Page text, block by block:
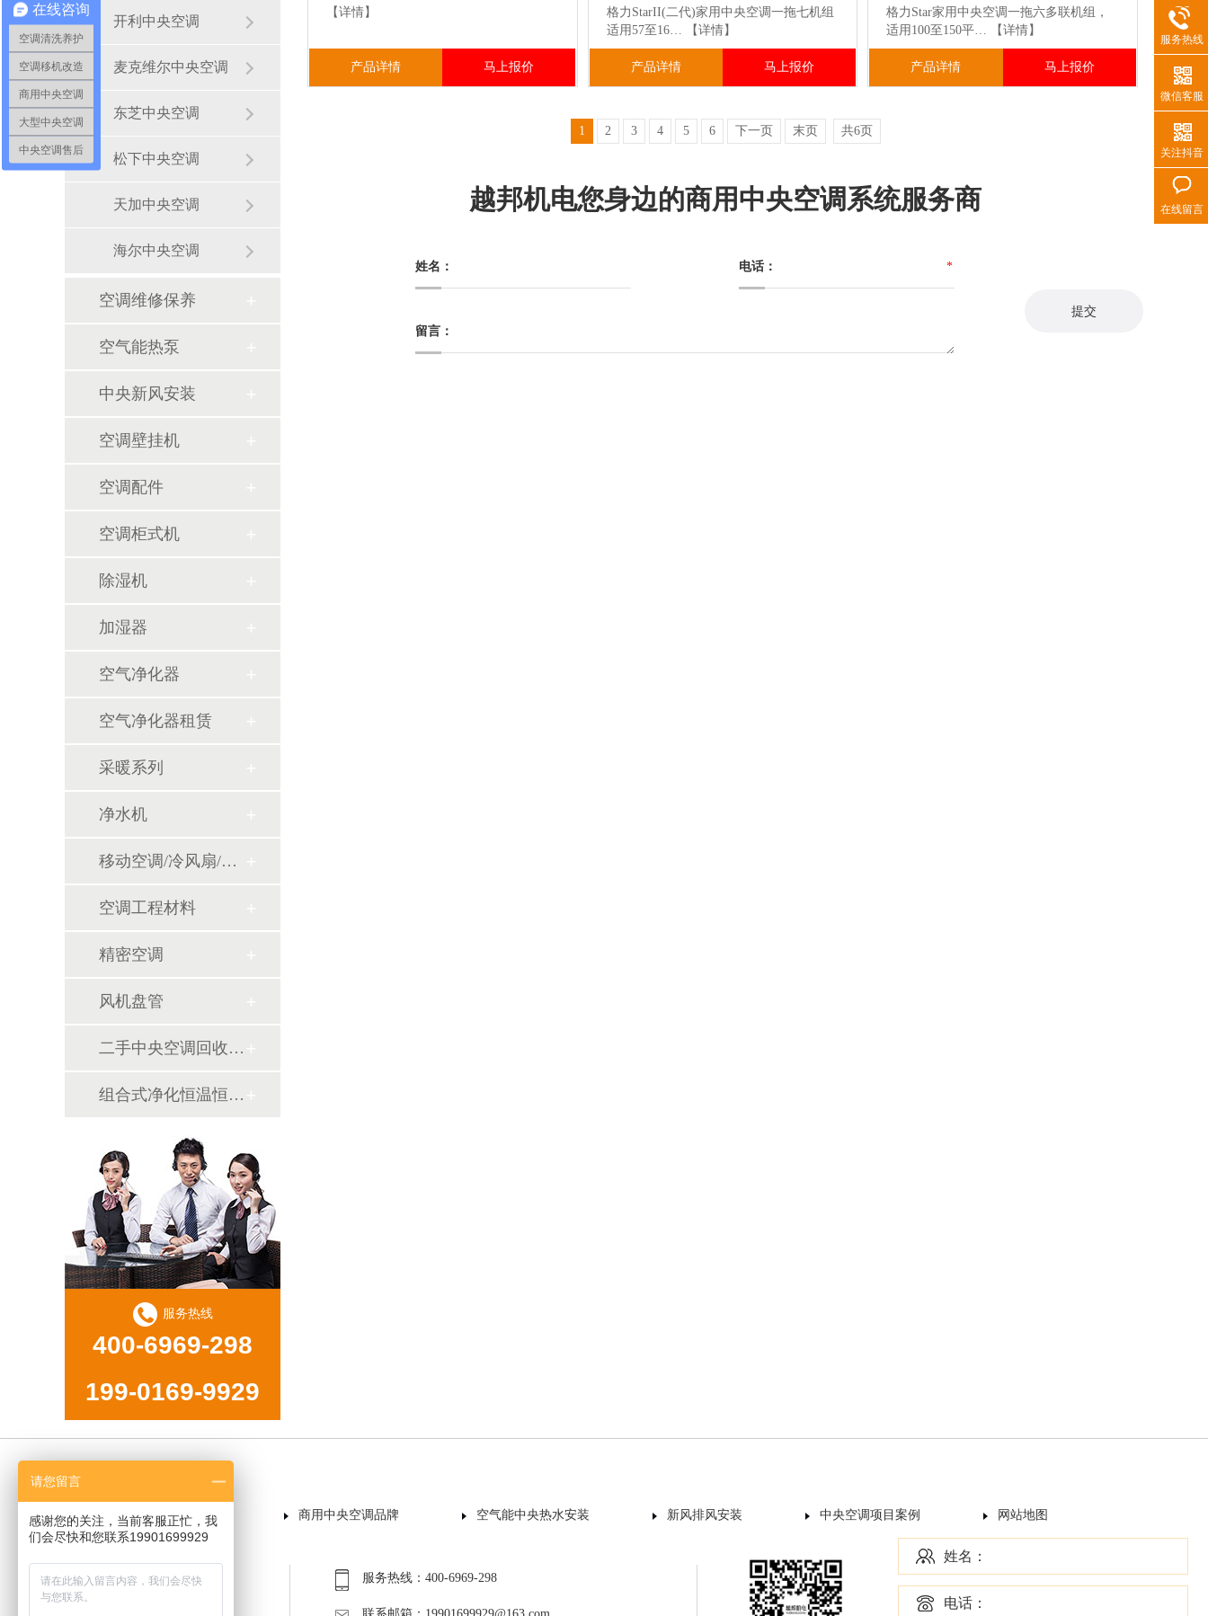
开利中央空调
麦克维尔中央空调
东芝中央空调
松下中央空调
天加中央空调
海尔中央空调
空调维修保养
空气能热泵
中央新风安装
空调壁挂机
空调配件
空调柜式机
除湿机
加湿器
空气净化器
空气净化器租赁
采暖系列
净水机
移动空调/冷风扇/风幕机
空调工程材料
精密空调
风机盘管
二手中央空调回收销售
组合式净化恒温恒湿机
服务热线
400-6969-298
199-0169-9929
【详情】
产品详情 马上报价
格力StarII(二代)家用中央空调一拖七机组
适用57至16…
【详情】
产品详情 马上报价
格力Star家用中央空调一拖六多联机组，
适用100至150平…
【详情】
产品详情 马上报价
1 2 3 4 5 6 下一页 末页 共6页
越邦机电您身边的商用中央空调系统服务商
姓名： 电话： *
留言：
首页 商用中央空调品牌 空气能中央热水安装 新风排风安装 中央空调项目案例 网站地图
服务热线：400-6969-298
姓名：
电话：
服务热线
微信客服
关注抖音
在线留言
在线咨询
空调清洗养护
空调移机改造
商用中央空调
大型中央空调
中央空调售后
请您留言
感谢您的关注，当前客服正忙，我
们会尽快和您联系19901699929